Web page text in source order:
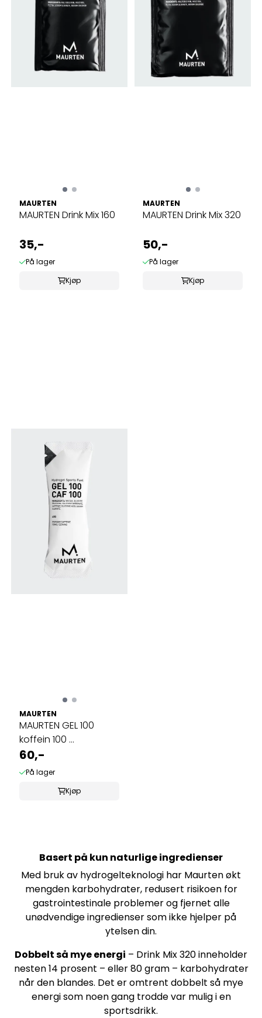
MAURTEN
MAURTEN Drink Mix 160
35,-
På lager
Kjøp
MAURTEN
MAURTEN Drink Mix 320
50,-
På lager
Kjøp
MAURTEN
MAURTEN GEL 100
koffein 100 ...
60,-
På lager
Kjøp
Basert på kun naturlige ingredienser
Med bruk av hydrogelteknologi har Maurten økt
mengden karbohydrater, redusert risikoen for
gastrointestinale problemer og fjernet alle
unødvendige ingredienser som ikke hjelper på
ytelsen din.
Dobbelt så mye energi – Drink Mix 320 inneholder
nesten 14 prosent – ​​eller 80 gram – karbohydrater
når den blandes. Det er omtrent dobbelt så mye
energi som noen gang trodde var mulig i en
sportsdrikk.